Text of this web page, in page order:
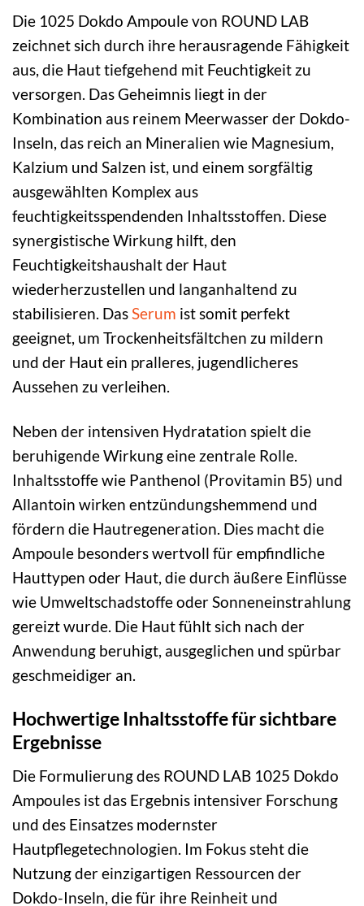
Die 1025 Dokdo Ampoule von ROUND LAB
zeichnet sich durch ihre herausragende Fähigkeit
aus, die Haut tiefgehend mit Feuchtigkeit zu
versorgen. Das Geheimnis liegt in der
Kombination aus reinem Meerwasser der Dokdo-
Inseln, das reich an Mineralien wie Magnesium,
Kalzium und Salzen ist, und einem sorgfältig
ausgewählten Komplex aus
feuchtigkeitsspendenden Inhaltsstoffen. Diese
synergistische Wirkung hilft, den
Feuchtigkeitshaushalt der Haut
wiederherzustellen und langanhaltend zu
stabilisieren. Das Serum ist somit perfekt
geeignet, um Trockenheitsfältchen zu mildern
und der Haut ein pralleres, jugendlicheres
Aussehen zu verleihen.
Neben der intensiven Hydratation spielt die
beruhigende Wirkung eine zentrale Rolle.
Inhaltsstoffe wie Panthenol (Provitamin B5) und
Allantoin wirken entzündungshemmend und
fördern die Hautregeneration. Dies macht die
Ampoule besonders wertvoll für empfindliche
Hauttypen oder Haut, die durch äußere Einflüsse
wie Umweltschadstoffe oder Sonneneinstrahlung
gereizt wurde. Die Haut fühlt sich nach der
Anwendung beruhigt, ausgeglichen und spürbar
geschmeidiger an.
Hochwertige Inhaltsstoffe für sichtbare
Ergebnisse
Die Formulierung des ROUND LAB 1025 Dokdo
Ampoules ist das Ergebnis intensiver Forschung
und des Einsatzes modernster
Hautpflegetechnologien. Im Fokus steht die
Nutzung der einzigartigen Ressourcen der
Dokdo-Inseln, die für ihre Reinheit und